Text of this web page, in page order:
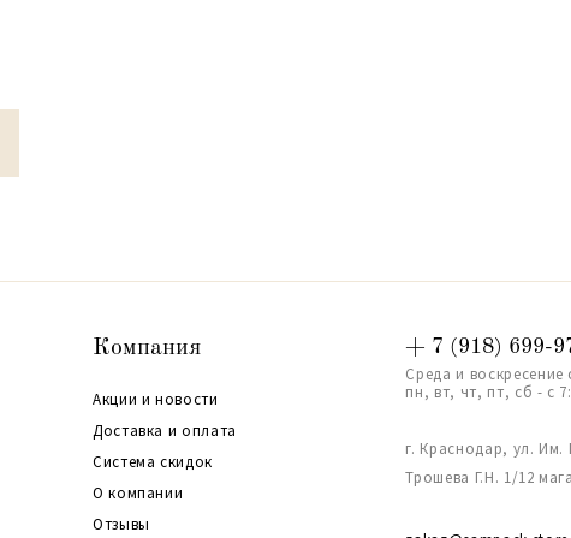
Компания
Акции и новости
Доставка и оплата
Система скидок
О компании
Отзывы
+ 7 (918) 699-
Среда и воскресение
пн, вт, чт, пт, сб - с
г. Краснодар, ул. Им.
Трошева Г.Н. 1/12